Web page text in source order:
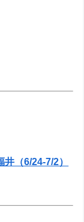
井（6/24-7/2）